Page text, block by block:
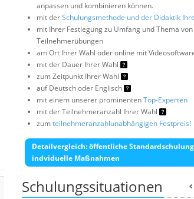
anpassen und kombinieren können.
mit derSchulungsmethode und der Didaktik
mit Ihrer Festlegung zu Umfang und Thema
Teilnehmerübungen
am Ort Ihrer Wahl oder online mit
mit der Dauer Ihrer Wahl
zum Zeitpunkt Ihrer Wahl
auf Deutsch oder Englisch
mit einem unserer prominentenTop-Experten
mit der Teilnehmeranzahl Ihrer Wahl
zumteilnehmeranzahlunabhängigen Festpreis!
Detailvergleich: öffentliche
indviduelle Maßnahmen
Schulungssituationen